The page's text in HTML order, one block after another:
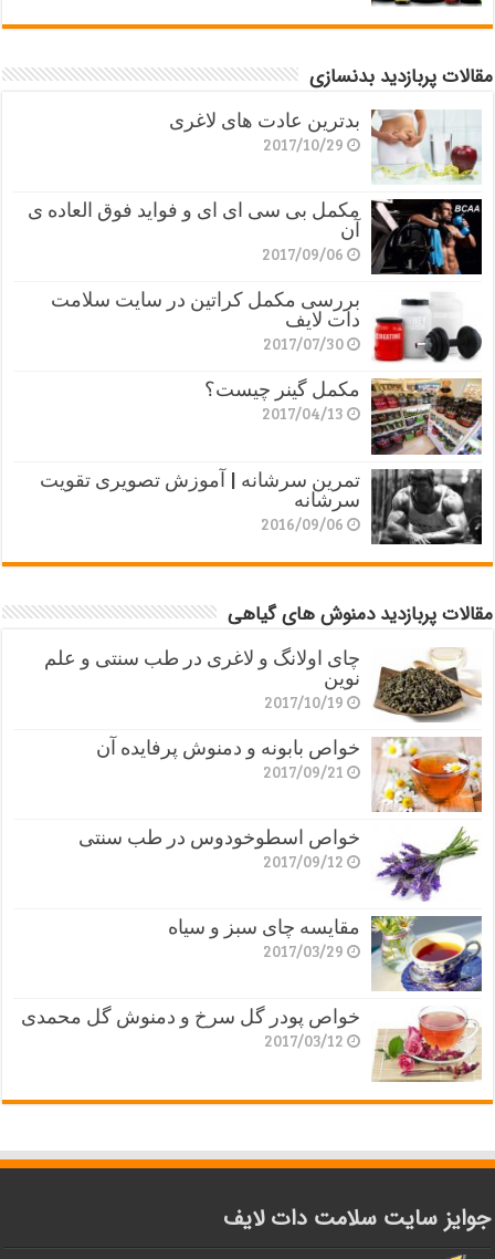
مقالات پربازدید بدنسازی
بدترین عادت های لاغری
2017/10/29
مکمل بی سی ای ای و فواید فوق العاده ی
آن
2017/09/06
بررسی مکمل کراتین در سایت سلامت
دات لایف
2017/07/30
مکمل گینر چیست؟
2017/04/13
تمرین سرشانه | آموزش تصویری تقویت
سرشانه
2016/09/06
مقالات پربازدید دمنوش های گیاهی
چای اولانگ و لاغری در طب سنتی و علم
نوین
2017/10/19
خواص بابونه و دمنوش پرفایده آن
2017/09/21
خواص اسطوخودوس در طب سنتی
2017/09/12
مقایسه چای سبز و سیاه
2017/03/29
خواص پودر گل سرخ و دمنوش گل محمدی
2017/03/12
جوایز سایت سلامت دات لایف